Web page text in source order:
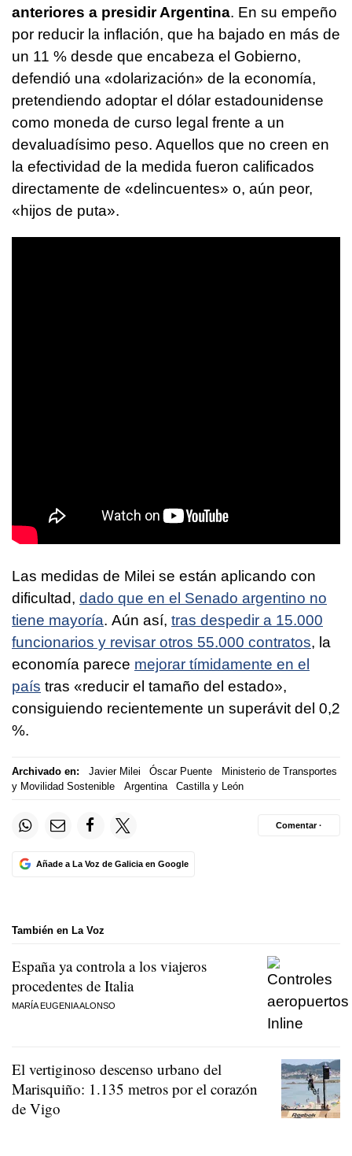
anteriores a presidir Argentina. En su empeño
por reducir la inflación, que ha bajado en más de
un 11 % desde que encabeza el Gobierno,
defendió una «dolarización» de la economía,
pretendiendo adoptar el dólar estadounidense
como moneda de curso legal frente a un
devaluadísimo peso. Aquellos que no creen en
la efectividad de la medida fueron calificados
directamente de «delincuentes» o, aún peor,
«hijos de puta».
Las medidas de Milei se están aplicando con
dificultad, dado que en el Senado argentino no
tiene mayoría. Aún así, tras despedir a 15.000
funcionarios y revisar otros 55.000 contratos, la
economía parece mejorar tímidamente en el
país tras «reducir el tamaño del estado»,
consiguiendo recientemente un superávit del 0,2
%.
Archivado en: Javier Milei Óscar Puente
Ministerio de Transportes
y Movilidad Sostenible
Argentina Castilla y León
Añade a La Voz de Galicia en Google
Comentar ·
También en La Voz
España ya controla a los viajeros
procedentes de Italia
MARÍA EUGENIA ALONSO
El vertiginoso descenso urbano del
Marisquiño: 1.135 metros por el corazón
de Vigo